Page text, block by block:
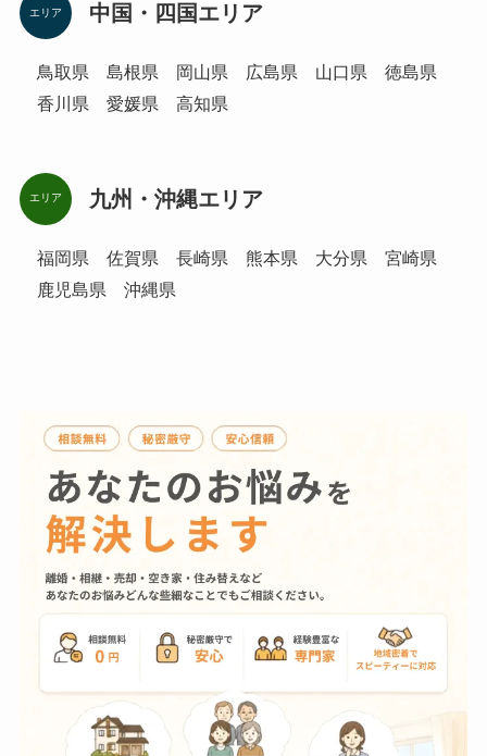
エリア 中国・四国エリア
鳥取県 島根県 岡山県 広島県 山口県 徳島県
香川県 愛媛県 高知県
エリア 九州・沖縄エリア
福岡県 佐賀県 長崎県 熊本県 大分県 宮崎県
鹿児島県 沖縄県